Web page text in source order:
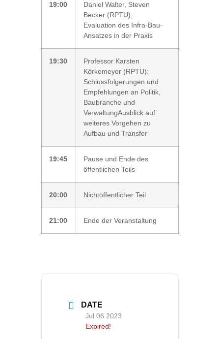
19:00
Daniel Walter, Steven
Becker (RPTU):
Evaluation des Infra-Bau-
Ansatzes in der Praxis
19:30
Professor Karsten
Körkemeyer (RPTU):
Schlussfolgerungen und
Empfehlungen an Politik,
Baubranche und
VerwaltungAusblick auf
weiteres Vorgehen zu
Aufbau und Transfer
19:45
Pause und Ende des
öffentlichen Teils
20:00 Nichtöffentlicher Teil
21:00 Ende der Veranstaltung
DATE
Jul 06 2023
Expired!